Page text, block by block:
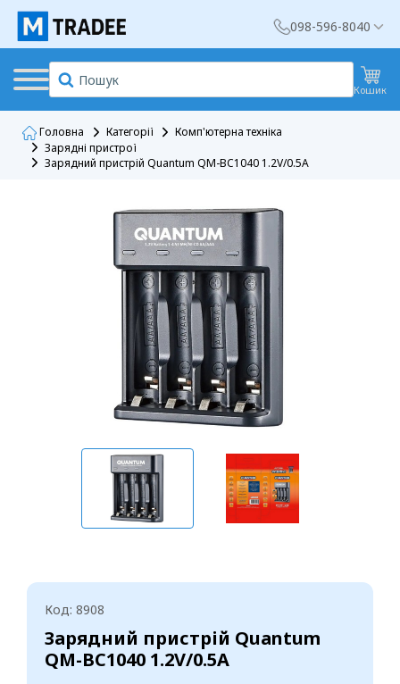
098-596-8040
Кошик
Головна Категорії
Комп'ютерна техніка
Зарядні пристрої
Зарядний пристрій Quantum QM-BC1040 1.2V/0.5A
Код: 8908
Зарядний пристрій Quantum
QM-BC1040 1.2V/0.5A